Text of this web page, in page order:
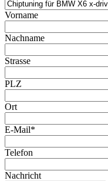
Vorname
Nachname
Strasse
PLZ
Ort
E-Mail*
Telefon
Nachricht